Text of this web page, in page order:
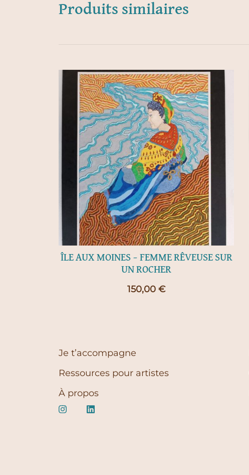
Produits similaires
ÎLE AUX MOINES – FEMME RÊVEUSE SUR
UN ROCHER
150,00 €
Je t’accompagne
Ressources pour artistes
À propos